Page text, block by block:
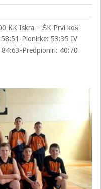
KK Iskra – ŠK Prvi koš-
Pionirke: 53:35 IV
84:63-Predpioniri: 40:70